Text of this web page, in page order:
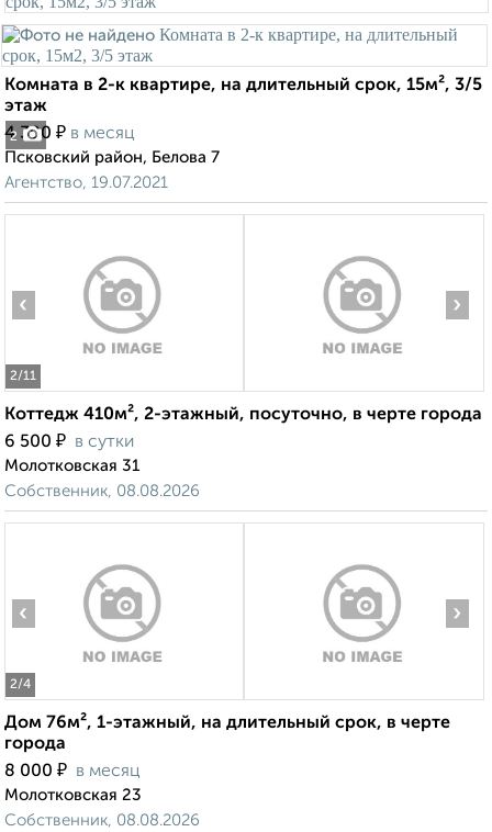
2
Комната в 2-к квартире, на длительный срок, 15м², 3/5
этаж
4 300 ₽ в месяц
Псковский район, Белова 7
Агентство, 19.07.2021
2/11
‹ ›
Коттедж 410м², 2-этажный, посуточно, в черте города
6 500 ₽ в сутки
Молотковская 31
Собственник, 08.08.2026
2/4
‹ ›
Дом 76м², 1-этажный, на длительный срок, в черте
города
8 000 ₽ в месяц
Молотковская 23
Собственник, 08.08.2026